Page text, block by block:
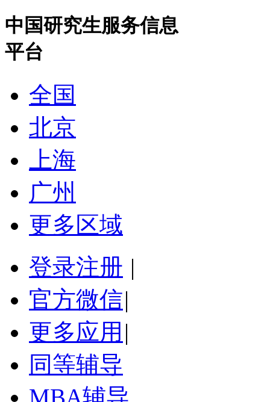
中国研究生服务信息
平台
全国
北京
上海
广州
更多区域
登录注册 |
官方微信|
更多应用 |
同等辅导
MBA辅导